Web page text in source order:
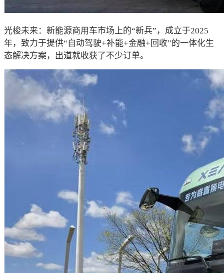
光梭未来：新能源商用车市场上的“新兵”，成立于2025
年，致力于提供“自动驾驶+补能+金融+回收”的一体化生
态解决方案，出道就收获了不少订单。